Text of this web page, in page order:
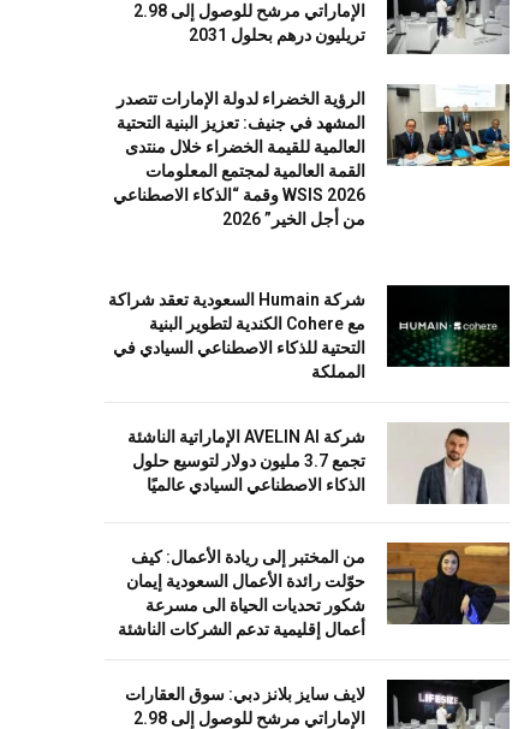
الإماراتي مرشح للوصول إلى 2.98
تريليون درهم بحلول 2031
الرؤية الخضراء لدولة الإمارات تتصدر
المشهد في جنيف: تعزيز البنية التحتية
العالمية للقيمة الخضراء خلال منتدى
القمة العالمية لمجتمع المعلومات
WSIS 2026 وقمة “الذكاء الاصطناعي
من أجل الخير” 2026
شركة Humain السعودية تعقد شراكة
مع Cohere الكندية لتطوير البنية
التحتية للذكاء الاصطناعي السيادي في
المملكة
شركة AVELIN AI الإماراتية الناشئة
تجمع 3.7 مليون دولار لتوسيع حلول
الذكاء الاصطناعي السيادي عالميًا
من المختبر إلى ريادة الأعمال: كيف
حوّلت رائدة الأعمال السعودية إيمان
شكور تحديات الحياة الى مسرعة
أعمال إقليمية تدعم الشركات الناشئة
لايف سايز بلانز دبي: سوق العقارات
الإماراتي مرشح للوصول إلى 2.98